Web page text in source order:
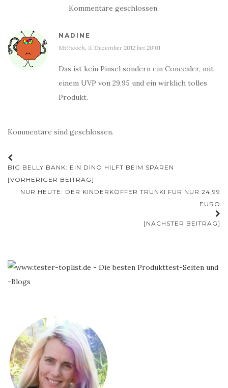
Kommentare geschlossen.
NADINE
Mittwoch, 5. Dezember 2012 bei 20:01
Das ist kein Pinsel sondern ein Concealer, mit
einem UVP von 29,95 und ein wirklich tolles
Produkt.
Kommentare sind geschlossen.
Beitrags-
Navigation
BIG BELLY BANK: EIN DINO HILFT BEIM SPAREN
[VORHERIGER BEITRAG]
NUR HEUTE: DER KINDERKOFFER TRUNKI FÜR NUR 24,99
EURO
[NÄCHSTER BEITRAG]